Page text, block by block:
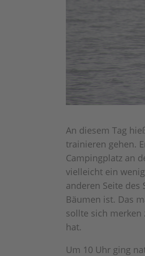
An diesem Tag
trainieren gehen.
Campingplatz an
vielleicht ein
anderen Seite des
Bäumen ist. Das
sollte sich merken
hat.
Um 10 Uhr ging